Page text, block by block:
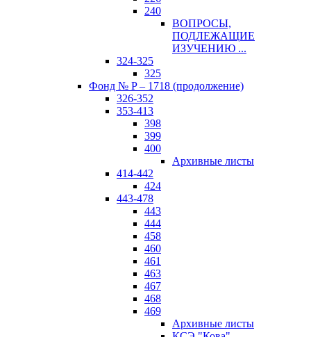
240
ВОПРОСЫ,
ПОДЛЕЖАЩИЕ
ИЗУЧЕНИЮ ...
324-325
325
Фонд № P – 1718 (продолжение)
326-352
353-413
398
399
400
Архивные листы
414-442
424
443-478
443
444
458
460
461
463
467
468
469
Архивные листы